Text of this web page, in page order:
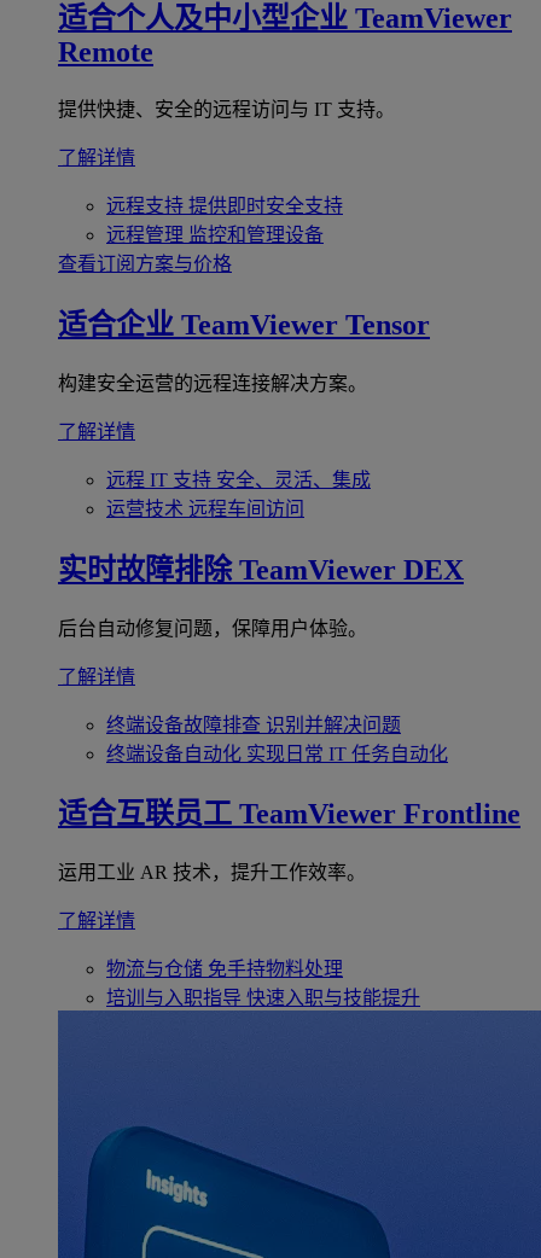
适合个人及中小型企业 TeamViewer
Remote
提供快捷、安全的远程访问与 IT 支持。
了解详情
远程支持 提供即时安全支持
远程管理 监控和管理设备
查看订阅方案与价格
适合企业 TeamViewer Tensor
构建安全运营的远程连接解决方案。
了解详情
远程 IT 支持 安全、灵活、集成
运营技术 远程车间访问
实时故障排除 TeamViewer DEX
后台自动修复问题，保障用户体验。
了解详情
终端设备故障排查 识别并解决问题
终端设备自动化 实现日常 IT 任务自动化
适合互联员工 TeamViewer Frontline
运用工业 AR 技术，提升工作效率。
了解详情
物流与仓储 免手持物料处理
培训与入职指导 快速入职与技能提升